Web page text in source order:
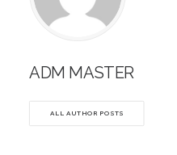
ADM MASTER
ALL AUTHOR POSTS